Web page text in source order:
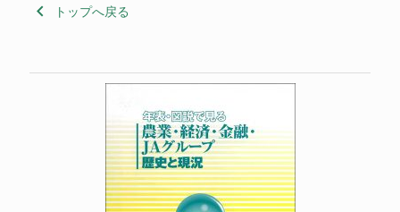
keyboard_arrow_left トップへ戻る